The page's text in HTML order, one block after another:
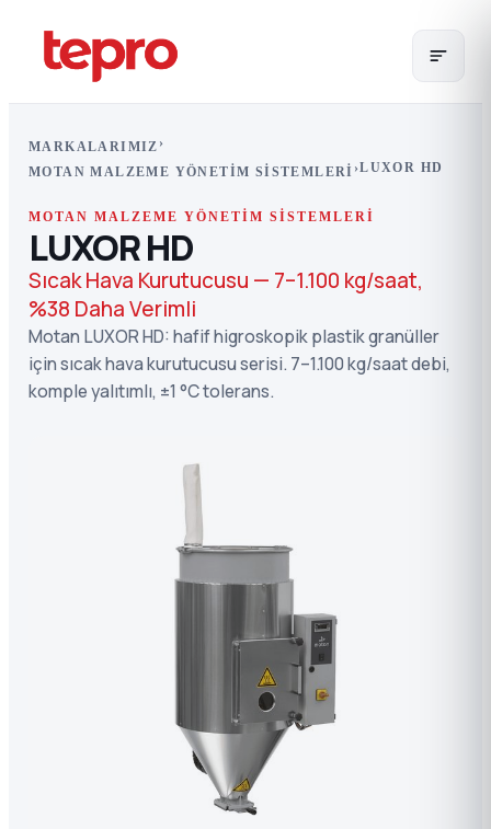
MARKALARIMIZ ›
MOTAN MALZEME YÖNETIM SISTEMLERI ›LUXOR HD
MOTAN MALZEME YÖNETIM SISTEMLERI
LUXOR HD
Sıcak Hava Kurutucusu — 7–1.100 kg/saat,
%38 Daha Verimli
Motan LUXOR HD: hafif higroskopik plastik granüller
için sıcak hava kurutucusu serisi. 7–1.100 kg/saat debi,
komple yalıtımlı, ±1 °C tolerans.